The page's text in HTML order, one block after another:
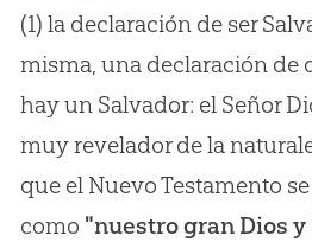
(1) la declaración de ser
misma, una declaración de
hay un Salvador: el Señor
muy revelador de la
que el Nuevo Testamento
como "nuestro gran Dios y